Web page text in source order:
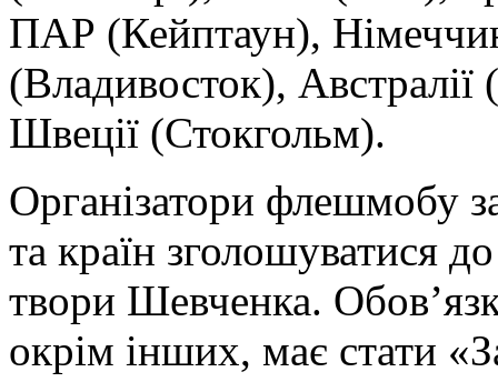
ПАР (Кейптаун),
(Владивосток),
Швеції (Стокгольм).
Організатори флешмобу
та країн зголошуватися
твори Шевченка.
окрім інших, має стати